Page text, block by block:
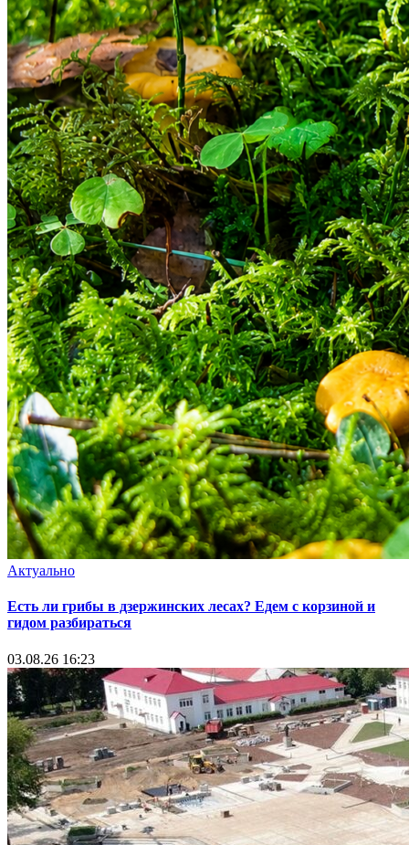
Актуально
Есть ли грибы в дзержинских лесах? Едем с корзиной и
гидом разбираться
03.08.26 16:23